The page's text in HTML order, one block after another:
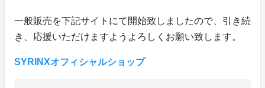
一般販売を下記サイトにて開始致しましたので、引き続
き、応援いただけますようよろしくお願い致します。
SYRINXオフィシャルショップ